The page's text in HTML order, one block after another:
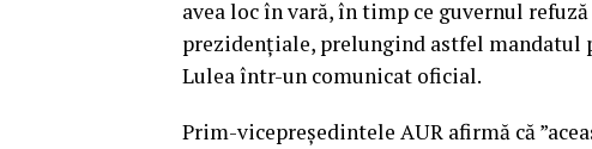
avea loc în vară, în timp ce guvernul
prezidenţiale, prelungind astfel
Lulea într-un comunicat oficial.
Prim-vicepreşedintele AUR afirmă că